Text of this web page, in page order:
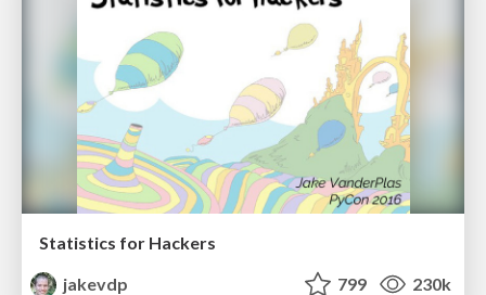
Statistics for Hackers
jakevdp
799 230k